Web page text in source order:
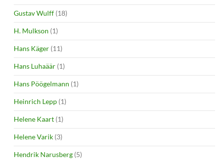
Gustav Wulff (18)
H. Mulkson (1)
Hans Käger (11)
Hans Luhaäär (1)
Hans Pöögelmann (1)
Heinrich Lepp (1)
Helene Kaart (1)
Helene Varik (3)
Hendrik Narusberg (5)